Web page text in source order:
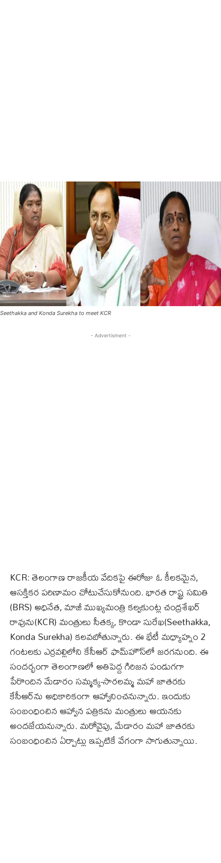
Seethakka and Konda Surekha to meet KCR
- Advertisment -
KCR: తెలంగాణ రాజకీయ వేదికపై ఈరోజు ఓ కీలకమైన,
ఆసక్తికర పరిణామం చోటుచేసుకోనుంది. భారత రాష్ట్ర సమితి
(BRS) అధినేత, మాజీ ముఖ్యమంత్రి కల్వకుంట్ల చంద్రశేఖర్
రావును(KCR) మంత్రులు సీతక్క, కొండా సురేఖ(Seethakka,
Konda Surekha) కలవబోతున్నారు. ఈ భేటీ మధ్యాహ్నం 2
గంటలకు ఎర్రవల్లిలోని కేసీఆర్ ఫామ్‌హౌస్‌లో జరగనుంది. ఈ
సందర్భంగా తెలంగాణలో అతిపెద్ద గిరిజన పండుగగా
పేరొందిన మేడారం సమ్మక్క-సారలమ్మ మహా జాతరకు
కేసీఆర్‌ను అధికారికంగా ఆహ్వానించనున్నారు. ఇందుకు
సంబంధించిన ఆహ్వాన పత్రికను మంత్రులు ఆయనకు
అందజేయనున్నారు. మరోవైపు, మేడారం మహా జాతరకు
సంబంధించిన ఏర్పాట్లు ఇప్పటికే వేగంగా సాగుతున్నాయి.